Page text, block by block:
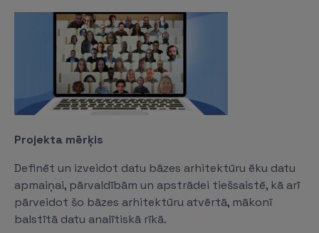
Projekta mērķis
Definēt un izveidot datu bāzes arhitektūru ēku datu
apmaiņai, pārvaldībām un apstrādei tiešsaistē, kā arī
pārveidot šo bāzes arhitektūru atvērtā, mākonī
balstītā datu analītiskā rīkā.